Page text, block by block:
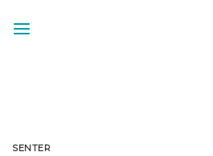
SENTER